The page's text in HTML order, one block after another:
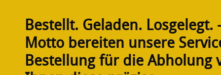
Bestellt. Geladen.
Motto bereiten unsere
Bestellung für die Abholung